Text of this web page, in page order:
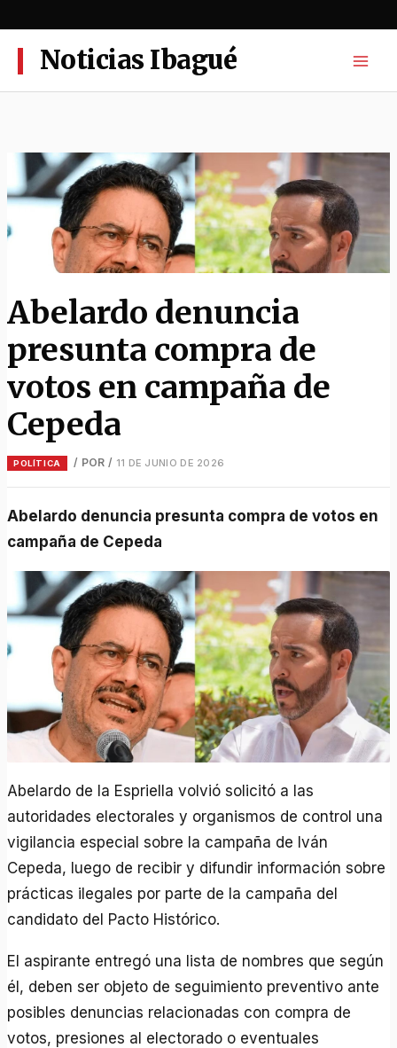
al
contenidoNoticias Ibagué
Abelardo denuncia
presunta compra de
votos en campaña de
Cepeda
POLÍTICA / POR / 11 DE JUNIO DE 2026
Abelardo denuncia presunta compra de votos en
campaña de Cepeda
Abelardo de la Espriella volvió solicitó a las
autoridades electorales y organismos de control una
vigilancia especial sobre la campaña de Iván
Cepeda, luego de recibir y difundir información sobre
prácticas ilegales por parte de la campaña del
candidato del Pacto Histórico.
El aspirante entregó una lista de nombres que según
él, deben ser objeto de seguimiento preventivo ante
posibles denuncias relacionadas con compra de
votos, presiones al electorado o eventuales